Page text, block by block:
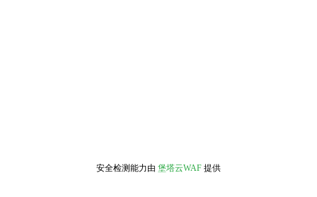
安全检测能力由 堡塔云WAF 提供